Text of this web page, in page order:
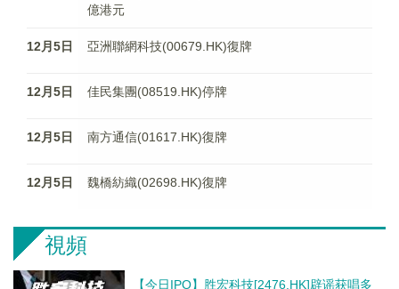
億港元
12月5日 亞洲聯網科技(00679.HK)復牌
12月5日 佳民集團(08519.HK)停牌
12月5日 南方通信(01617.HK)復牌
12月5日 魏橋紡織(02698.HK)復牌
視頻
【今日IPO】胜宏科技[2476.HK]辟谣获唱多